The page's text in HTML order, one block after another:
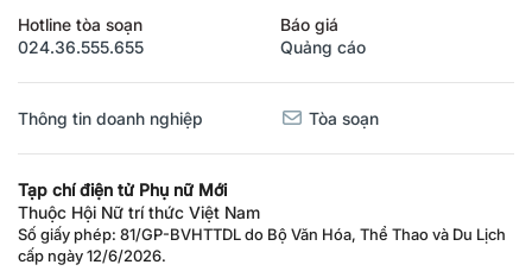
Hotline tòa soạn
024.36.555.655
Báo giá
Quảng cáo
Thông tin doanh nghiệp Tòa soạn
Tạp chí điện tử Phụ nữ Mới
Thuộc Hội Nữ trí thức Việt Nam
Số giấy phép: 81/GP-BVHTTDL do Bộ Văn Hóa, Thể Thao và Du Lịch
cấp ngày 12/6/2026.